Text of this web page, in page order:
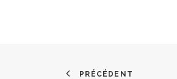
PRÉCÉDENT